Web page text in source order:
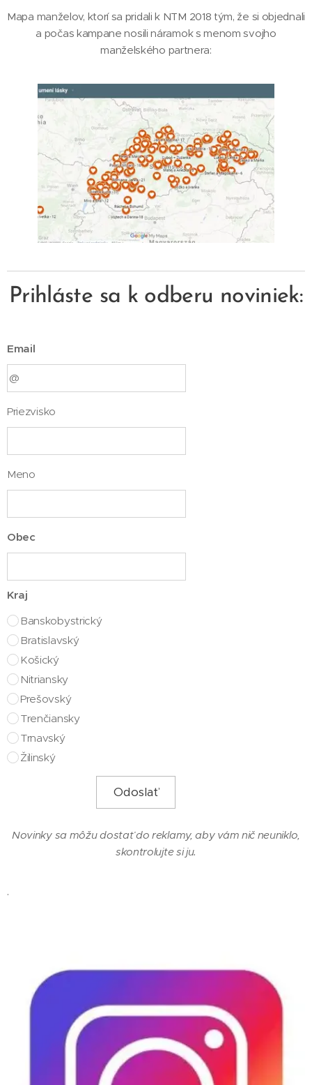
Mapa manželov, ktorí sa pridali k NTM 2018 tým, že si objednali
a počas kampane nosili náramok s menom svojho
manželského partnera:
Prihláste sa k odberu noviniek:
Email
Priezvisko
Meno
Obec
Kraj
Banskobystrický
Bratislavský
Košický
Nitriansky
Prešovský
Trenčiansky
Trnavský
Žilinský
Odoslať
Novinky sa môžu dostať do reklamy, aby vám nič neuniklo,
skontrolujte si ju.
.